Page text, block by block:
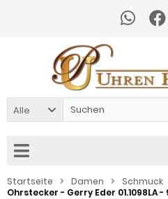
Alle
Startseite Damen Schmuck
Ohrstecker - Gerry Eder 01.1098LA